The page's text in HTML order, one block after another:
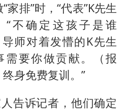
家排”时，“代表”K先生
“不确定这孩子是谁
师对着发懵的K先生
需要你做贡献。（报
身免费复训。”
告诉记者，他们确定